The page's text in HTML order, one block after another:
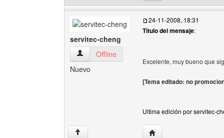
servitec-cheng
servitec-cheng Ver perfil del usuario
Offline
Nuevo
24-11-2008, 18:31
Título del mensaje:
Excelente, muy bueno que
[Tema editado: no
Ultima edición por servitec-
↑ Visitar sitio web del